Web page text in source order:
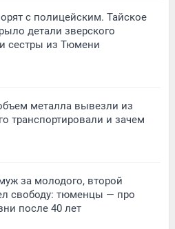
с полицейским. Тайское
детали зверского
сестры из Тюмени
металла вывезли из
транспортировали и зачем
за молодого, второй
свободу: тюменцы — про
после 40 лет